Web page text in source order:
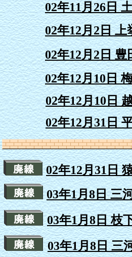
02年11月26日
02年12月2日
02年12月2日
02年12月10日
02年12月10日
02年12月31日
02年12月31日
03年1月8日 三
03年1月8日 枝
03年1月8日 三